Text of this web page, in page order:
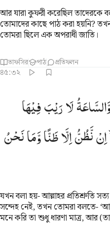
আর যারা কুফরী করেছিল
তোমাদের কাছে পাঠ করা হয়নি?
তোমরা ছিলে এক অপরাধী জাতি।
তাফসির পাঠ প্রতিফলন
৪৫:৩২
فيها قلتم ما ندري ما الساعة
لَا رَيْبَ فِيهَا قُلْتُم مَّا نَدْرِى مَا
لَارَیْبَفِیْهَا
اِنْنَّظُنُّاِلَّاظَنًّاوَّمَانَحْنُ
যখন বলা হয়- আল্লাহর প্রতিশ্রুতি
সন্দেহ নেই, তখন তোমরা বলতে-
মনে করি তা শুধু ধারণা মাত্র, আর